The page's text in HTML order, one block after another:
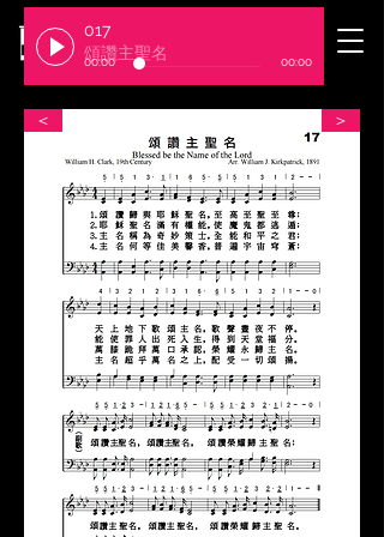
​臺北基督徒聚會處
017
頌讚主聖名
00:00 00:00
＜ ＞